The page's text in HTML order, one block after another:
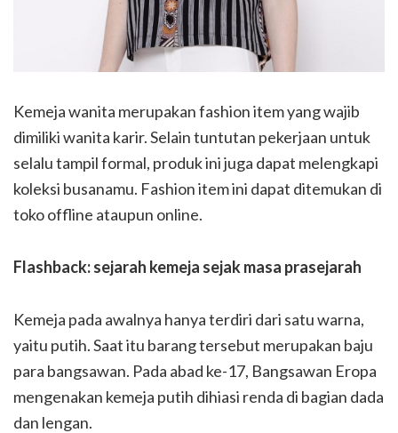
Kemeja wanita merupakan fashion item yang wajib
dimiliki wanita karir. Selain tuntutan pekerjaan untuk
selalu tampil formal, produk ini juga dapat melengkapi
koleksi busanamu. Fashion item ini dapat ditemukan di
toko offline ataupun online.
Flashback: sejarah kemeja sejak masa prasejarah
Kemeja pada awalnya hanya terdiri dari satu warna,
yaitu putih. Saat itu barang tersebut merupakan baju
para bangsawan. Pada abad ke-17, Bangsawan Eropa
mengenakan kemeja putih dihiasi renda di bagian dada
dan lengan.